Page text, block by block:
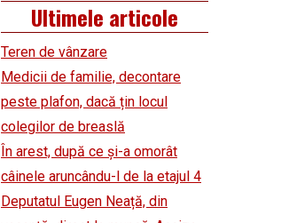
Ultimele articole
Teren de vânzare
Medicii de familie, decontare
peste plafon, dacă țin locul
colegilor de breaslă
În arest, după ce și-a omorât
câinele aruncându-l de la etajul 4
Deputatul Eugen Neață, din